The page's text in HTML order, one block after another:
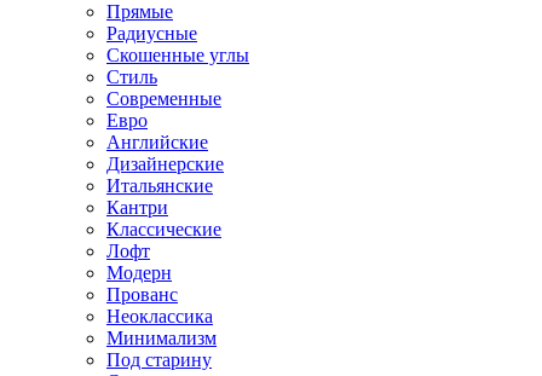
Прямые
Радиусные
Скошенные углы
Стиль
Современные
Евро
Английские
Дизайнерские
Итальянские
Кантри
Классические
Лофт
Модерн
Прованс
Неоклассика
Минимализм
Под старину